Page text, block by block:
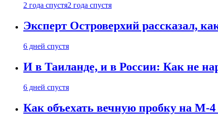
2 года спустя2 года спустя
Эксперт Островерхий рассказал,
6 дней спустя
И в Таиланде, и в России: Как не
6 дней спустя
Как объехать вечную пробку на М-